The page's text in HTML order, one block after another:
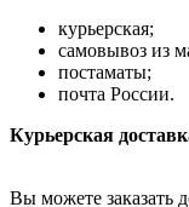
курьерская;
самовывоз из
постаматы;
почта России.
Курьерская
Вы можете заказать